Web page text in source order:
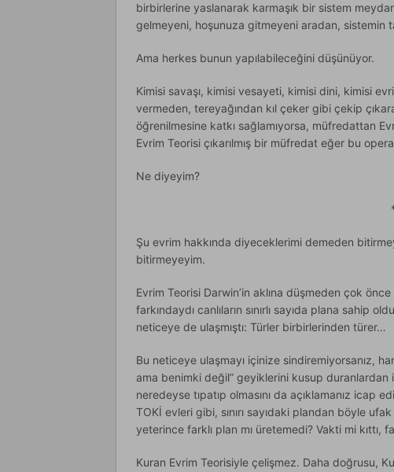
birbirlerine yaslanarak karmaşık bir sistem
gelmeyeni, hoşunuza gitmeyeni aradan, sistemin
Ama herkes bunun yapılabileceğini düşünüyor.
Kimisi savaşı, kimisi vesayeti, kimisi dini, kimisi
vermeden, tereyağından kıl çeker gibi çekip
öğrenilmesine katkı sağlamıyorsa, müfredattan
Evrim Teorisi çıkarılmış bir müfredat eğer bu
Ne diyeyim?
Şu evrim hakkında diyeceklerimi demeden
bitirmeyeyim.
Evrim Teorisi Darwin’in aklına düşmeden çok
farkındaydı canlıların sınırlı sayıda plana sahip
neticeye de ulaşmıştı: Türler birbirlerinden türer…
Bu neticeye ulaşmayı içinize sindiremiyorsanız,
ama benimki değil” geyiklerini kusup duranlardan
neredeyse tıpatıp olmasını da açıklamanız icap
TOKİ evleri gibi, sınırı sayıdaki plandan böyle ufak
yeterince farklı plan mı üretemedi? Vakti mi kıttı,
Kuran Evrim Teorisiyle çelişmez. Daha doğrusu,